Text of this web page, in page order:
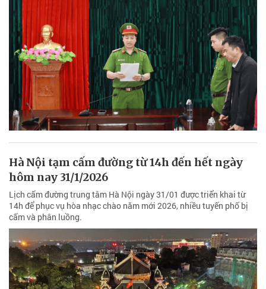
Hà Nội tạm cấm đường từ 14h đến hết ngày
hôm nay 31/1/2026
Lịch cấm đường trung tâm Hà Nội ngày 31/01 được triển khai từ
14h để phục vụ hòa nhạc chào năm mới 2026, nhiều tuyến phố bị
cấm và phân luồng.